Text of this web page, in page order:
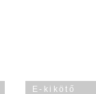
E-kikötő